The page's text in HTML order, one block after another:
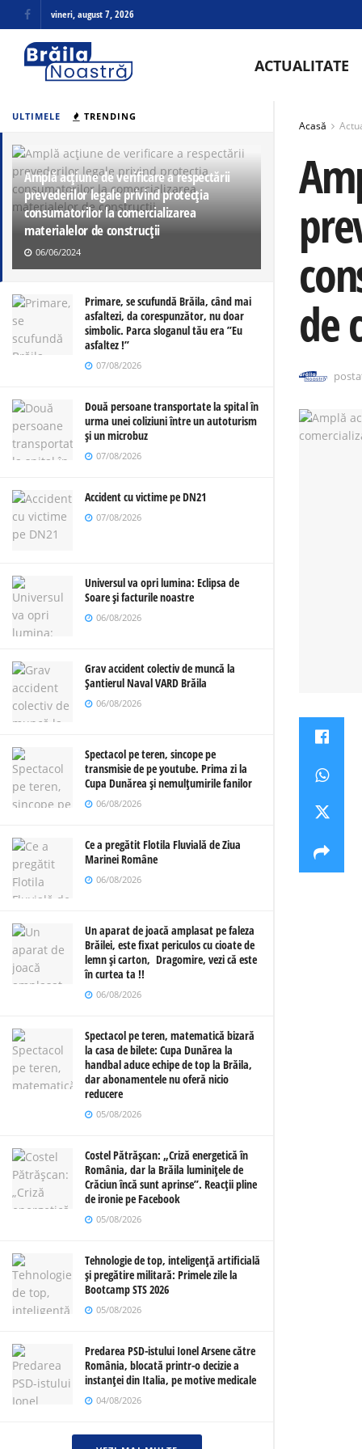
ULTIMELE TRENDING
Amplă acțiune de verificare a respectării
prevederilor legale privind protecția
consumatorilor la comercializarea
materialelor de construcții
06/06/2024
Primare, se scufundă Brăila, când mai
asfaltezi, da corespunzător, nu doar
simbolic. Parca sloganul tău era ”Eu
asfaltez !”
07/08/2026
Două persoane transportate la spital în
urma unei coliziuni între un autoturism
și un microbuz
07/08/2026
Accident cu victime pe DN21
07/08/2026
Universul va opri lumina: Eclipsa de
Soare și facturile noastre
06/08/2026
Grav accident colectiv de muncă la
Șantierul Naval VARD Brăila
06/08/2026
Spectacol pe teren, sincope pe
transmisie de pe youtube. Prima zi la
Cupa Dunărea și nemulțumirile fanilor
06/08/2026
Ce a pregătit Flotila Fluvială de Ziua
Marinei Române
06/08/2026
Un aparat de joacă amplasat pe faleza
Brăilei, este fixat periculos cu cioate de
lemn și carton, Dragomire, vezi că este
în curtea ta !!
06/08/2026
Spectacol pe teren, matematică bizară
la casa de bilete: Cupa Dunărea la
handbal aduce echipe de top la Brăila,
dar abonamentele nu oferă nicio
reducere
05/08/2026
Costel Pătrășcan: „Criză energetică în
România, dar la Brăila luminițele de
Crăciun încă sunt aprinse”. Reacții pline
de ironie pe Facebook
05/08/2026
Tehnologie de top, inteligență artificială
și pregătire militară: Primele zile la
Bootcamp STS 2026
05/08/2026
Predarea PSD-istului Ionel Arsene către
România, blocată printr-o decizie a
instanței din Italia, pe motive medicale
04/08/2026
vineri, august 7, 2026
ACTUALITATE
Acasă
de